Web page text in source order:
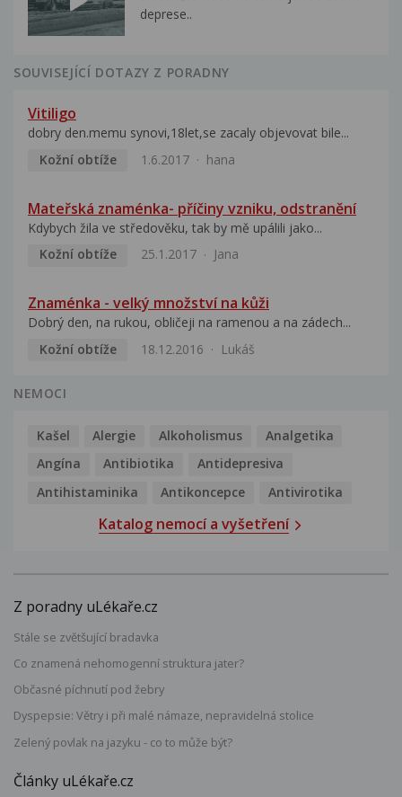
deprese..
SOUVISEJÍCÍ DOTAZY Z PORADNY
Vitiligo
dobry den.memu synovi,18let,se zacaly objevovat bile...
Kožní obtíže
1.6.2017 hana
Mateřská znaménka- příčiny vzniku, odstranění
Kdybych žila ve středověku, tak by mě upálili jako...
Kožní obtíže
25.1.2017 Jana
Znaménka - velký množství na kůži
Dobrý den, na rukou, obličeji na ramenou a na zádech...
Kožní obtíže
18.12.2016 Lukáš
NEMOCI
Kašel Alergie Alkoholismus
Analgetika
Angína
Antibiotika
Antidepresiva
Antihistaminika
Antikoncepce Antivirotika
Katalog nemocí a vyšetření
Z poradny uLékaře.cz
Stále se zvětšující bradavka
Co znamená nehomogenní struktura jater?
Občasné píchnutí pod žebry
Dyspepsie: Větry i při malé námaze, nepravidelná stolice
Zelený povlak na jazyku - co to může být?
Články uLékaře.cz